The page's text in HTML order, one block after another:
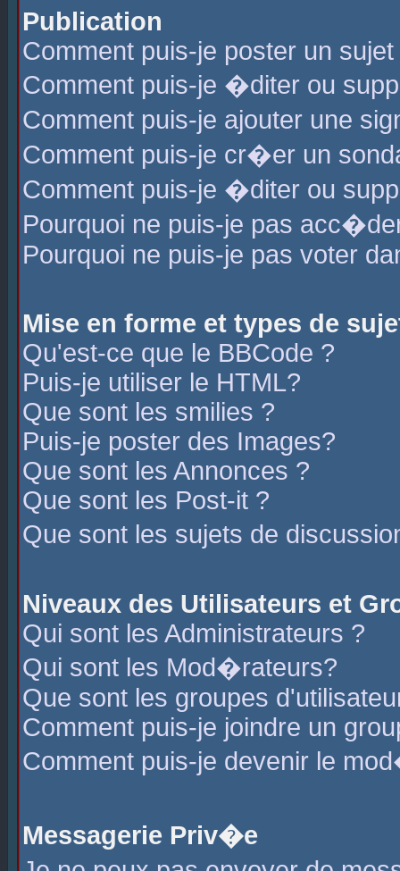
Publication
Comment puis-je poster un
Comment puis-je �diter ou
Comment puis-je ajouter une
Comment puis-je cr�er un
Comment puis-je �diter ou
Pourquoi ne puis-je pas
Pourquoi ne puis-je pas voter
Mise en forme et types de
Qu'est-ce que le BBCode ?
Puis-je utiliser le HTML?
Que sont les smilies ?
Puis-je poster des Images?
Que sont les Annonces ?
Que sont les Post-it ?
Que sont les sujets de
Niveaux des Utilisateurs et
Qui sont les Administrateurs ?
Qui sont les Mod�rateurs?
Que sont les groupes
Comment puis-je joindre un
Comment puis-je devenir le
Messagerie Priv�e